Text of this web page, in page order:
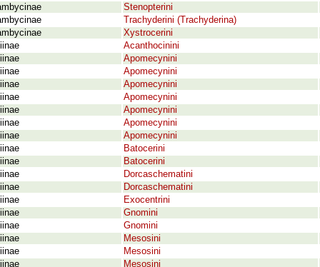
Stenopterini
Trachyderini (Trachyderina)
Xystrocerini
Acanthocinini
Apomecynini
Apomecynini
Apomecynini
Apomecynini
Apomecynini
Apomecynini
Apomecynini
Batocerini
Batocerini
Dorcaschematini
Dorcaschematini
Exocentrini
Gnomini
Gnomini
Mesosini
Mesosini
Mesosini